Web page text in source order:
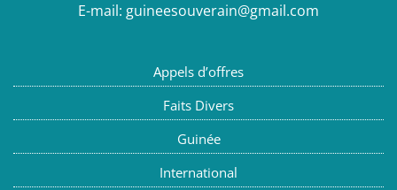
E-mail: guineesouverain@gmail.com
Appels d’offres
Faits Divers
Guinée
International